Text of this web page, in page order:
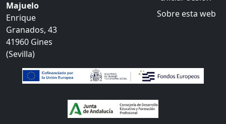
Majuelo
Enrique
Granados, 43
41960 Gines
(Sevilla)
Sobre esta web